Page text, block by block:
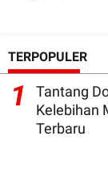
TERPOPULER
1
Tantang
Kelebihan
Terbaru